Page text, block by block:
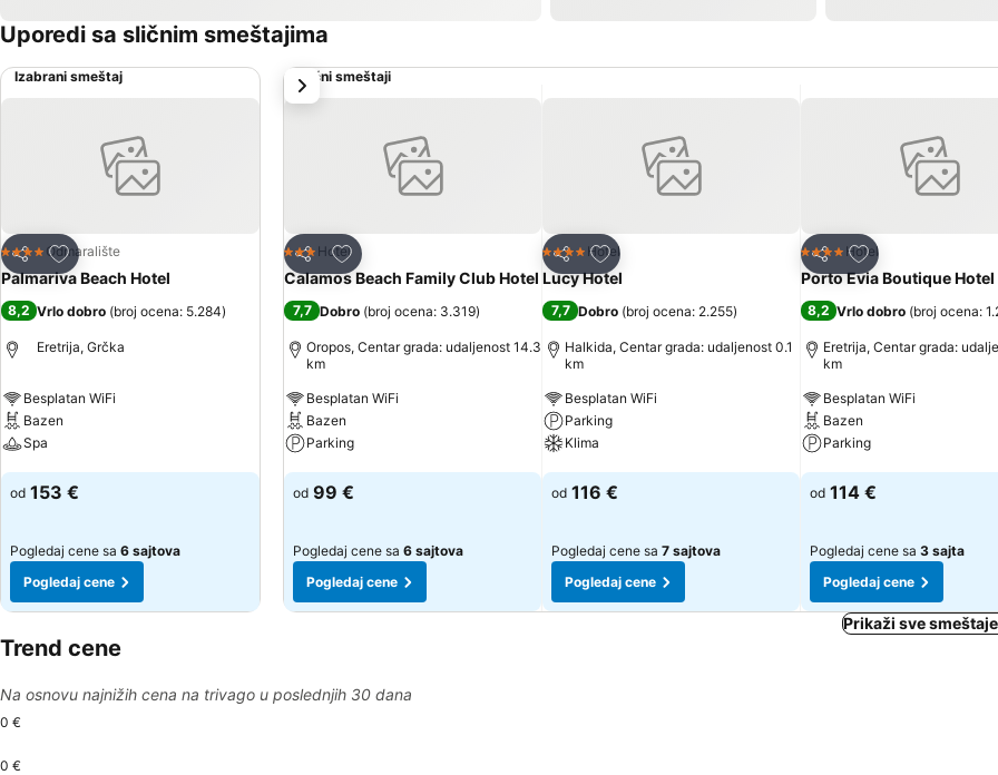
Uporedi sa sličnim smeštajima
Izabrani smeštaj
Deli
Dodati u favorite
4 ZvezdiceOdmaralište
Palmariva Beach Hotel
8,2 Vrlo dobro (broj ocena: 5.284)
Eretrija, Grčka
Besplatan WiFi
Bazen
Spa
Pogledaj cene
od 153 €
Pogledaj cene sa 6 sajtova
Pogledaj cene
Slični smeštaji
Deli
Dodati u favorite
3 Zvezdice
Hotel
Calamos Beach Family Club Hotel
7,7 Dobro (broj ocena: 3.319)
Oropos, Centar grada: udaljenost 14.3
km
Besplatan WiFi
Bazen
Parking
Pogledaj cene
od 99 €
Pogledaj cene sa 6 sajtova
Pogledaj cene
Deli
Dodati u favorite
4 Zvezdice
Hotel
Lucy Hotel
7,7 Dobro (broj ocena: 2.255)
Halkida, Centar grada: udaljenost 0.1
km
Besplatan WiFi
Parking
Klima
Pogledaj cene
od 116 €
Pogledaj cene sa 7 sajtova
Pogledaj cene
Deli
Dodati u favorite
4 Zvezdice
Hotel
Porto Evia Boutique Hotel
8,2 Vrlo dobro (broj ocena:
Eretrija, Centar grada:
km
Besplatan WiFi
Bazen
Parking
Pogledaj cene
od 114 €
Pogledaj cene sa 3 sajta
Pogledaj cene
sledeće
Prikaži sve
Trend cene
Na osnovu najnižih cena na trivago u poslednjih 30 dana
0 €
0 €